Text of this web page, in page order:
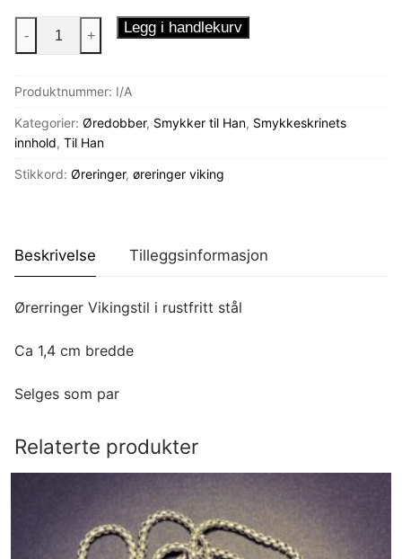
Øreringer
Viking
- + Legg i handlekurv
Produktnummer: I/A
Kategorier: Øredobber, Smykker til Han, Smykkeskrinets
innhold, Til Han
Stikkord: Øreringer, øreringer viking
Beskrivelse Tilleggsinformasjon
Ørerringer Vikingstil i rustfritt stål
Ca 1,4 cm bredde
Selges som par
Relaterte produkter